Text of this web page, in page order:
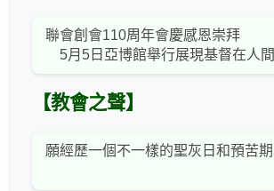
聯會創會110周年會慶感恩崇拜
5月5日亞博館舉行展現基督在⼈間
【教會之聲】
願經歷一個不一樣的聖灰日和預苦期